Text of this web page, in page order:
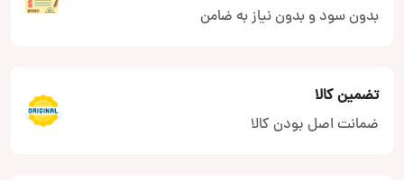
بدون سود و بدون نیاز به ضامن
تضمین کالا
ضمانت اصل بودن کالا